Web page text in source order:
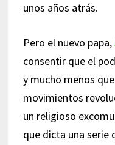
unos años atrás.
Pero el nuevo papa,
consentir que el
y mucho menos
movimientos
un religioso
que dicta una serie